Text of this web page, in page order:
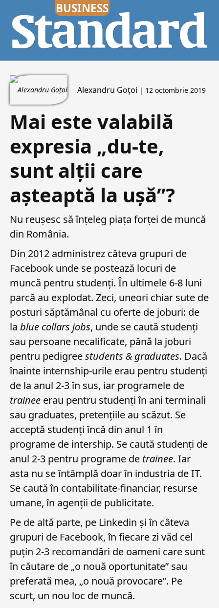
Alexandru Goțoi | 12 octombrie 2019
Mai este valabilă
expresia „du-te,
sunt alții care
așteaptă la ușă”?
Nu reușesc să înțeleg piața forței de muncă
din România.
Din 2012 administrez câteva grupuri de
Facebook unde se postează locuri de
muncă pentru studenți. În ultimele 6-8 luni
parcă au explodat. Zeci, uneori chiar sute de
posturi săptămânal cu oferte de joburi: de
la blue collars jobs, unde se caută studenți
sau persoane necalificate, până la joburi
pentru pedigreestudents & graduates. Dacă
înainte internship-urile erau pentru studenți
de la anul 2-3 în sus, iar programele de
trainee erau pentru studenți în ani terminali
sau graduates, pretențiile au scăzut. Se
acceptă studenți încă din anul 1 în
programe de intership. Se caută studenți de
anul 2-3 pentru programe de trainee. Iar
asta nu se întâmplă doar în industria de IT.
Se caută în contabilitate-financiar, resurse
umane, în agenții de publicitate.
Pe de altă parte, pe Linkedin și în câteva
grupuri de Facebook, în fiecare zi văd cel
puțin 2-3 recomandări de oameni care sunt
în căutare de „o nouă oportunitate” sau
preferată mea, „o nouă provocare”. Pe
scurt, un nou loc de muncă.